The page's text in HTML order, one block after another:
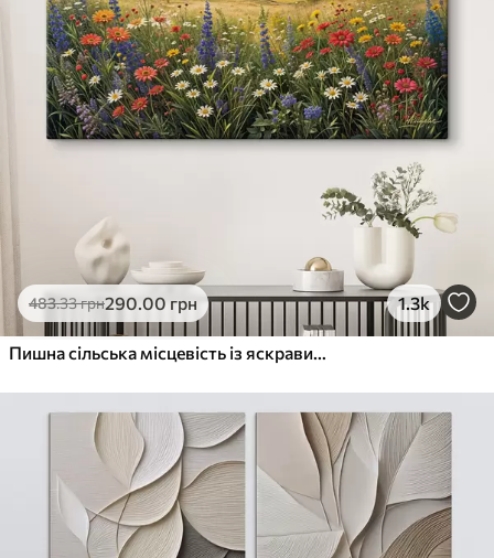
483.33грн290.00 грн 1.3k
Пишна сільська місцевість із яскравим лугом диких квітів, наповненим різнокольоровими квітами під хмарним небом